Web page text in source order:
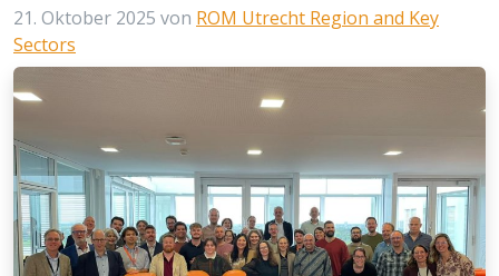
21. Oktober 2025 von ROM Utrecht Region and Key
Sectors